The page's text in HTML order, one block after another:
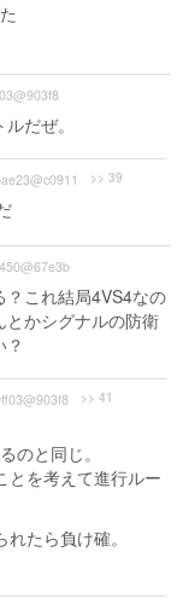
だぜ。
>> 39
？これ結局4VS4なの
とかシグナルの防衛
>> 41
のと同じ。
とを考えて進行ルー
たら負け確。